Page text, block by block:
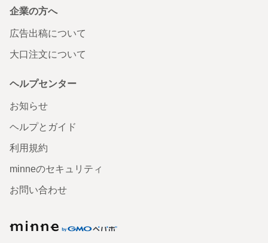
企業の方へ
広告出稿について
大口注文について
ヘルプセンター
お知らせ
ヘルプとガイド
利用規約
minneのセキュリティ
お問い合わせ